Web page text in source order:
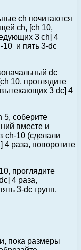
ch почитаются
ch, [ch 10,
3 ch] 4
10 и пять 3-dc
dc
10, проглядите
3 dc] 4
5, соберите
вместе и
ch-10 (сделали
4 раза, поворотите
проглядите
4 раза,
3-dc групп.
пока размеры